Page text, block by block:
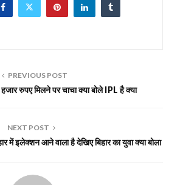
PREVIOUS POST
रुपए मिलने पर चाचा क्या बोले IPL है क्या
NEXT POST
में इलेक्शन आने वाला है देखिए बिहार का युवा क्या बोला